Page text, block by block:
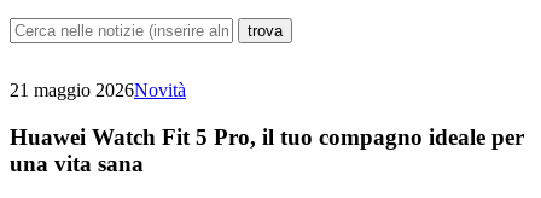
21 maggio 2026Novità
Huawei Watch Fit 5 Pro, il tuo compagno ideale per
una vita sana